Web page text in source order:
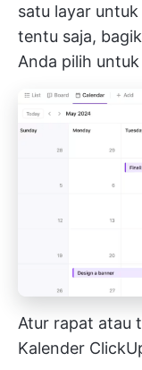
satu layar
tentu saja,
Anda pilih untuk
Atur rapat atau
Kalender